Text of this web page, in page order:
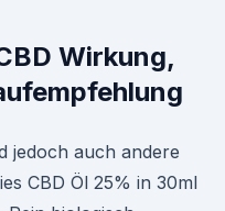
Wirkung,
jedoch auch andere
CBD Öl 25% in 30ml